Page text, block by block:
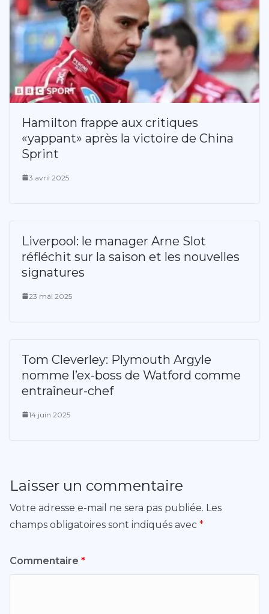
Hamilton frappe aux critiques
«yappant» après la victoire de China
Sprint
3 avril 2025
Liverpool: le manager Arne Slot
réfléchit sur la saison et les nouvelles
signatures
23 mai 2025
Tom Cleverley: Plymouth Argyle
nomme l’ex-boss de Watford comme
entraîneur-chef
14 juin 2025
Laisser un commentaire
Votre adresse e-mail ne sera pas publiée. Les
champs obligatoires sont indiqués avec *
Commentaire *